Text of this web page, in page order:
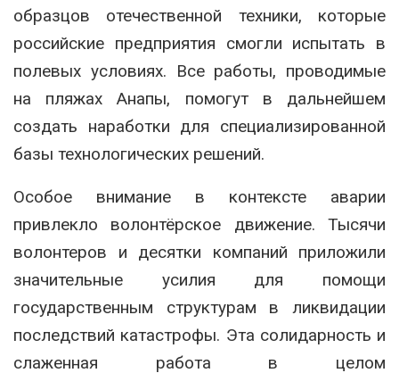
образцов отечественной техники, которые
российские предприятия смогли испытать в
полевых условиях. Все работы, проводимые
на пляжах Анапы, помогут в дальнейшем
создать наработки для специализированной
базы технологических решений.
Особое внимание в контексте аварии
привлекло волонтёрское движение. Тысячи
волонтеров и десятки компаний приложили
значительные усилия для помощи
государственным структурам в ликвидации
последствий катастрофы. Эта солидарность и
слаженная работа в целом